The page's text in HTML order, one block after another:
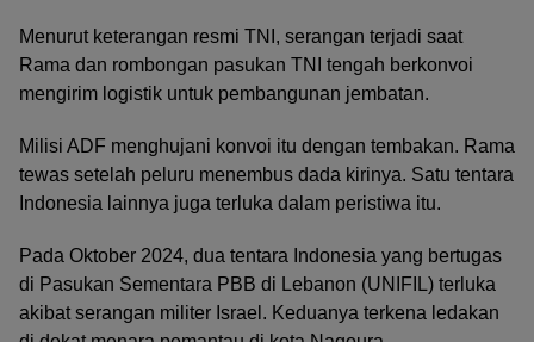
Menurut keterangan resmi TNI, serangan terjadi saat
Rama dan rombongan pasukan TNI tengah berkonvoi
mengirim logistik untuk pembangunan jembatan.
Milisi ADF menghujani konvoi itu dengan tembakan. Rama
tewas setelah peluru menembus dada kirinya. Satu tentara
Indonesia lainnya juga terluka dalam peristiwa itu.
Pada Oktober 2024, dua tentara Indonesia yang bertugas
di Pasukan Sementara PBB di Lebanon (UNIFIL) terluka
akibat serangan militer Israel. Keduanya terkena ledakan